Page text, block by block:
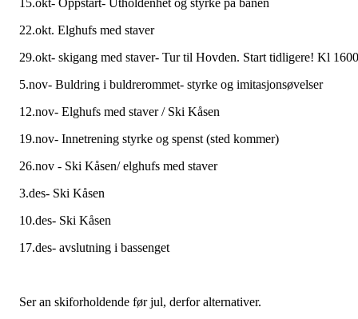
15.okt- Oppstart- Utholdenhet og styrke på banen
22.okt. Elghufs med staver
29.okt- skigang med staver- Tur til Hovden. Start tidligere! Kl
5.nov- Buldring i buldrerommet- styrke og imitasjonsøvelser
12.nov- Elghufs med staver / Ski Kåsen
19.nov- Innetrening styrke og spenst (sted kommer)
26.nov - Ski Kåsen/ elghufs med staver
3.des- Ski Kåsen
10.des- Ski Kåsen
17.des- avslutning i bassenget
Ser an skiforholdende før jul, derfor alternativer.